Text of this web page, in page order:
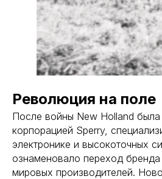
Революция на поле
После войны New Holland была
корпорацией Sperry,
электронике и высокоточных
ознаменовало переход
мировых производителей.